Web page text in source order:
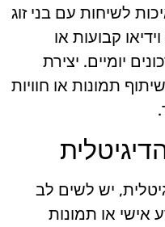
לשיחות עם בני זוג
קבועות או
יומיים. יצירת
תמונות או חוויות
יש לשים לב
אישי או תמונות